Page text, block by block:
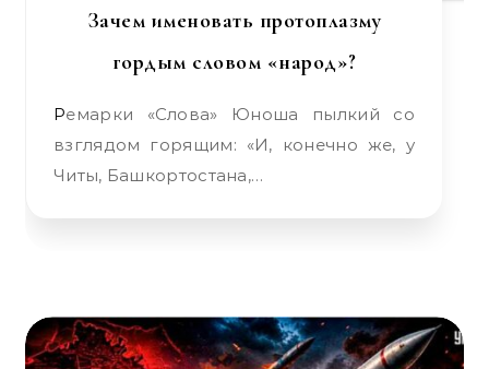
Зачем именовать протоплазму
гордым словом «народ»?
Ремарки «Слова» Юноша пылкий со
взглядом горящим: «И, конечно же, у
Читы, Башкортостана,…